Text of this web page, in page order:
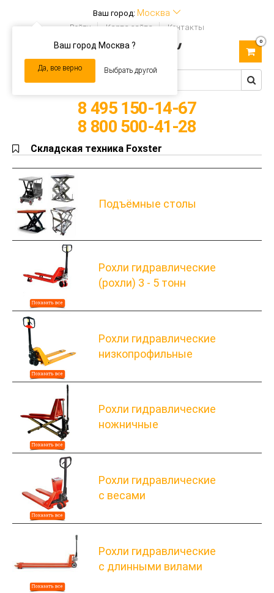
Ваш город: Москва
Ваш город Москва ?
Да, все верно Выбрать другой
Войти Карта сайта Контакты
navigation
0
8 495 150-14-67
8 800 500-41-28
Складская техника Foxster
Подъёмные столы
Рохли гидравлические
(рохли) 3 - 5 тонн
Рохли гидравлические
низкопрофильные
Рохли гидравлические
ножничные
Рохли гидравлические
с весами
Рохли гидравлические
с длинными вилами